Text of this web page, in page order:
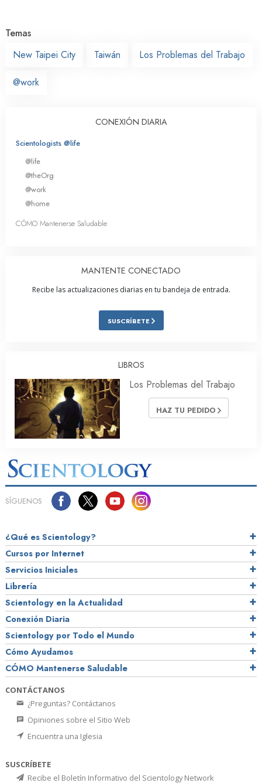
Temas
New Taipei City
Taiwán Los Problemas del Trabajo
@work
CONEXIÓN DIARIA
Scientologists @life
@life
@theOrg
@work
@home
CÓMO Mantenerse Saludable
MANTENTE CONECTADO
Recibe las actualizaciones diarias en tu bandeja de entrada.
SUSCRÍBETE
LIBROS
Los Problemas del Trabajo
HAZ TU PEDIDO
SÍGUENOS
¿Qué es Scientology?
Cursos por Internet
Servicios Iniciales
Librería
Scientology en la Actualidad
Conexión Diaria
Scientology por Todo el Mundo
Cómo Ayudamos
CÓMO Mantenerse Saludable
CONTÁCTANOS
¿Preguntas? Contáctanos
Opiniones sobre el Sitio Web
Encuentra una Iglesia
SUSCRÍBETE
Recibe el Boletín Informativo del Scientology Network